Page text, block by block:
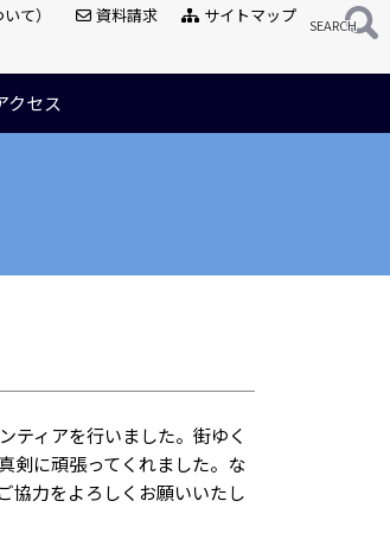
クセス
て） 資料請求 サイトマップ
ティアを行いました。街ゆく
剣に頑張ってくれました。な
協力をよろしくお願いいたし